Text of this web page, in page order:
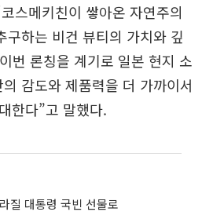
스메키친이 쌓아온 자연주의
구하는 비건 뷰티의 가치와 깊
번 론칭을 계기로 일본 현지 소
감도와 제품력을 더 가까이서
한다”고 말했다.
질 대통령 국빈 선물로